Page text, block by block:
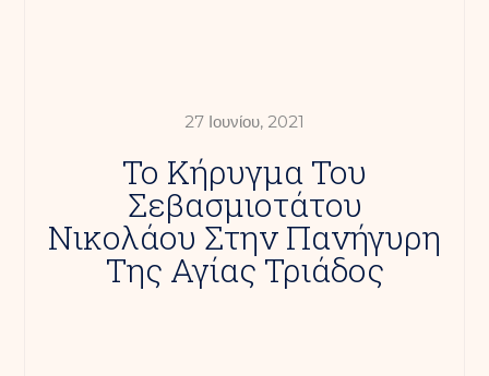
27 Ιουνίου, 2021
Το Κήρυγμα Του
Σεβασμιοτάτου
Νικολάου Στην Πανήγυρη
Της Αγίας Τριάδος